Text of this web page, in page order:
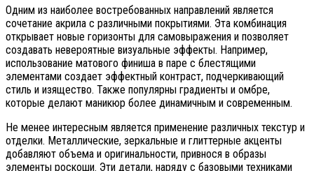
Одним из наиболее востребованных направлений является
сочетание акрила с различными покрытиями. Эта комбинация
открывает новые горизонты для самовыражения и позволяет
создавать невероятные визуальные эффекты. Например,
использование матового финиша в паре с блестящими
элементами создает эффектный контраст, подчеркивающий
стиль и изящество. Также популярны градиенты и омбре,
которые делают маникюр более динамичным и современным.
Не менее интересным является применение различных текстур и
отделки. Металлические, зеркальные и глиттерные акценты
добавляют объема и оригинальности, привнося в образы
элементы роскоши. Эти детали, наряду с базовыми техниками